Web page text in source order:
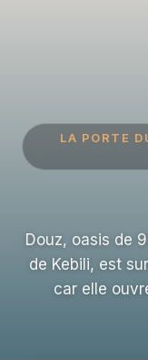
LA PORTE
Douz, oasis de
de Kebili, est
car elle